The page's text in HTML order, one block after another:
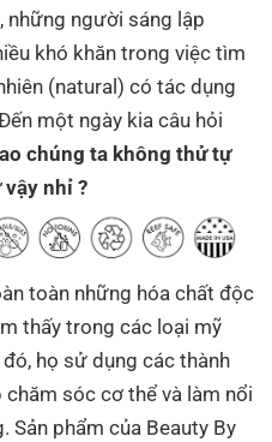
những người sáng lập
khó khăn trong việc tìm
(natural) có tác dụng
một ngày kia câu hỏi
chúng ta không thử tự
vậy nhỉ ?
toàn những hóa chất độc
thấy trong các loại mỹ
họ sử dụng các thành
sóc cơ thể và làm nổi
Sản phẩm của Beauty By